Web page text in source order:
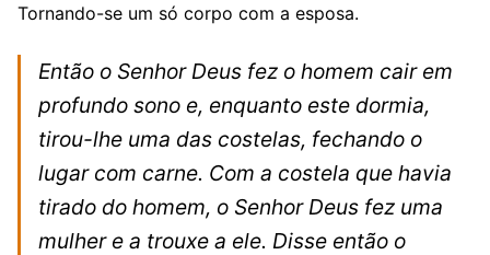
Tornando-se um só corpo com a esposa.
Então o Senhor Deus fez o homem cair em
profundo sono e, enquanto este dormia,
tirou-lhe uma das costelas, fechando o
lugar com carne. Com a costela que havia
tirado do homem, o Senhor Deus fez uma
mulher e a trouxe a ele. Disse então o